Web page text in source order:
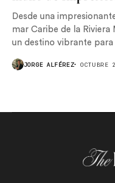
Desde una
mar Caribe de la Riviera
un destino vibrante para
JORGE ALFÉREZ